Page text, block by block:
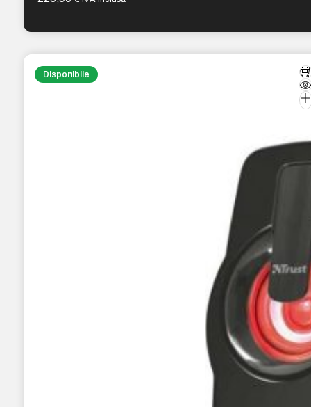
Disponibile